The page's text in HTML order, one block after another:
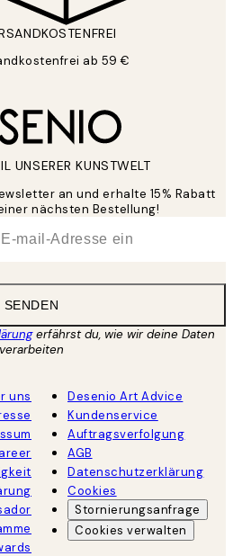
ab 59 €
UNSERER KUNSTWELT
an und erhalte 15% Rabatt
nächsten Bestellung!
SENDEN
erfährst du, wie wir deine Daten
verarbeiten
uns
Desenio Art Advice
Kundenservice
Auftragsverfolgung
AGB
Datenschutzerklärung
Cookies
Stornierungsanfrage
Cookies verwalten